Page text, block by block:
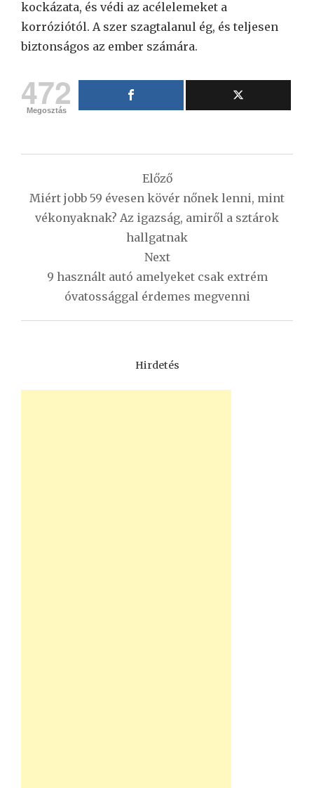
kockázata, és védi az acélelemeket a
korróziótól. A szer szagtalanul ég, és teljesen
biztonságos az ember számára.
472
Megosztás
navigáció
Előző
Miért jobb 59 évesen kövér nőnek lenni, mint
vékonyaknak? Az igazság, amiről a sztárok
hallgatnak
Next
9 használt autó amelyeket csak extrém
óvatossággal érdemes megvenni
Hirdetés